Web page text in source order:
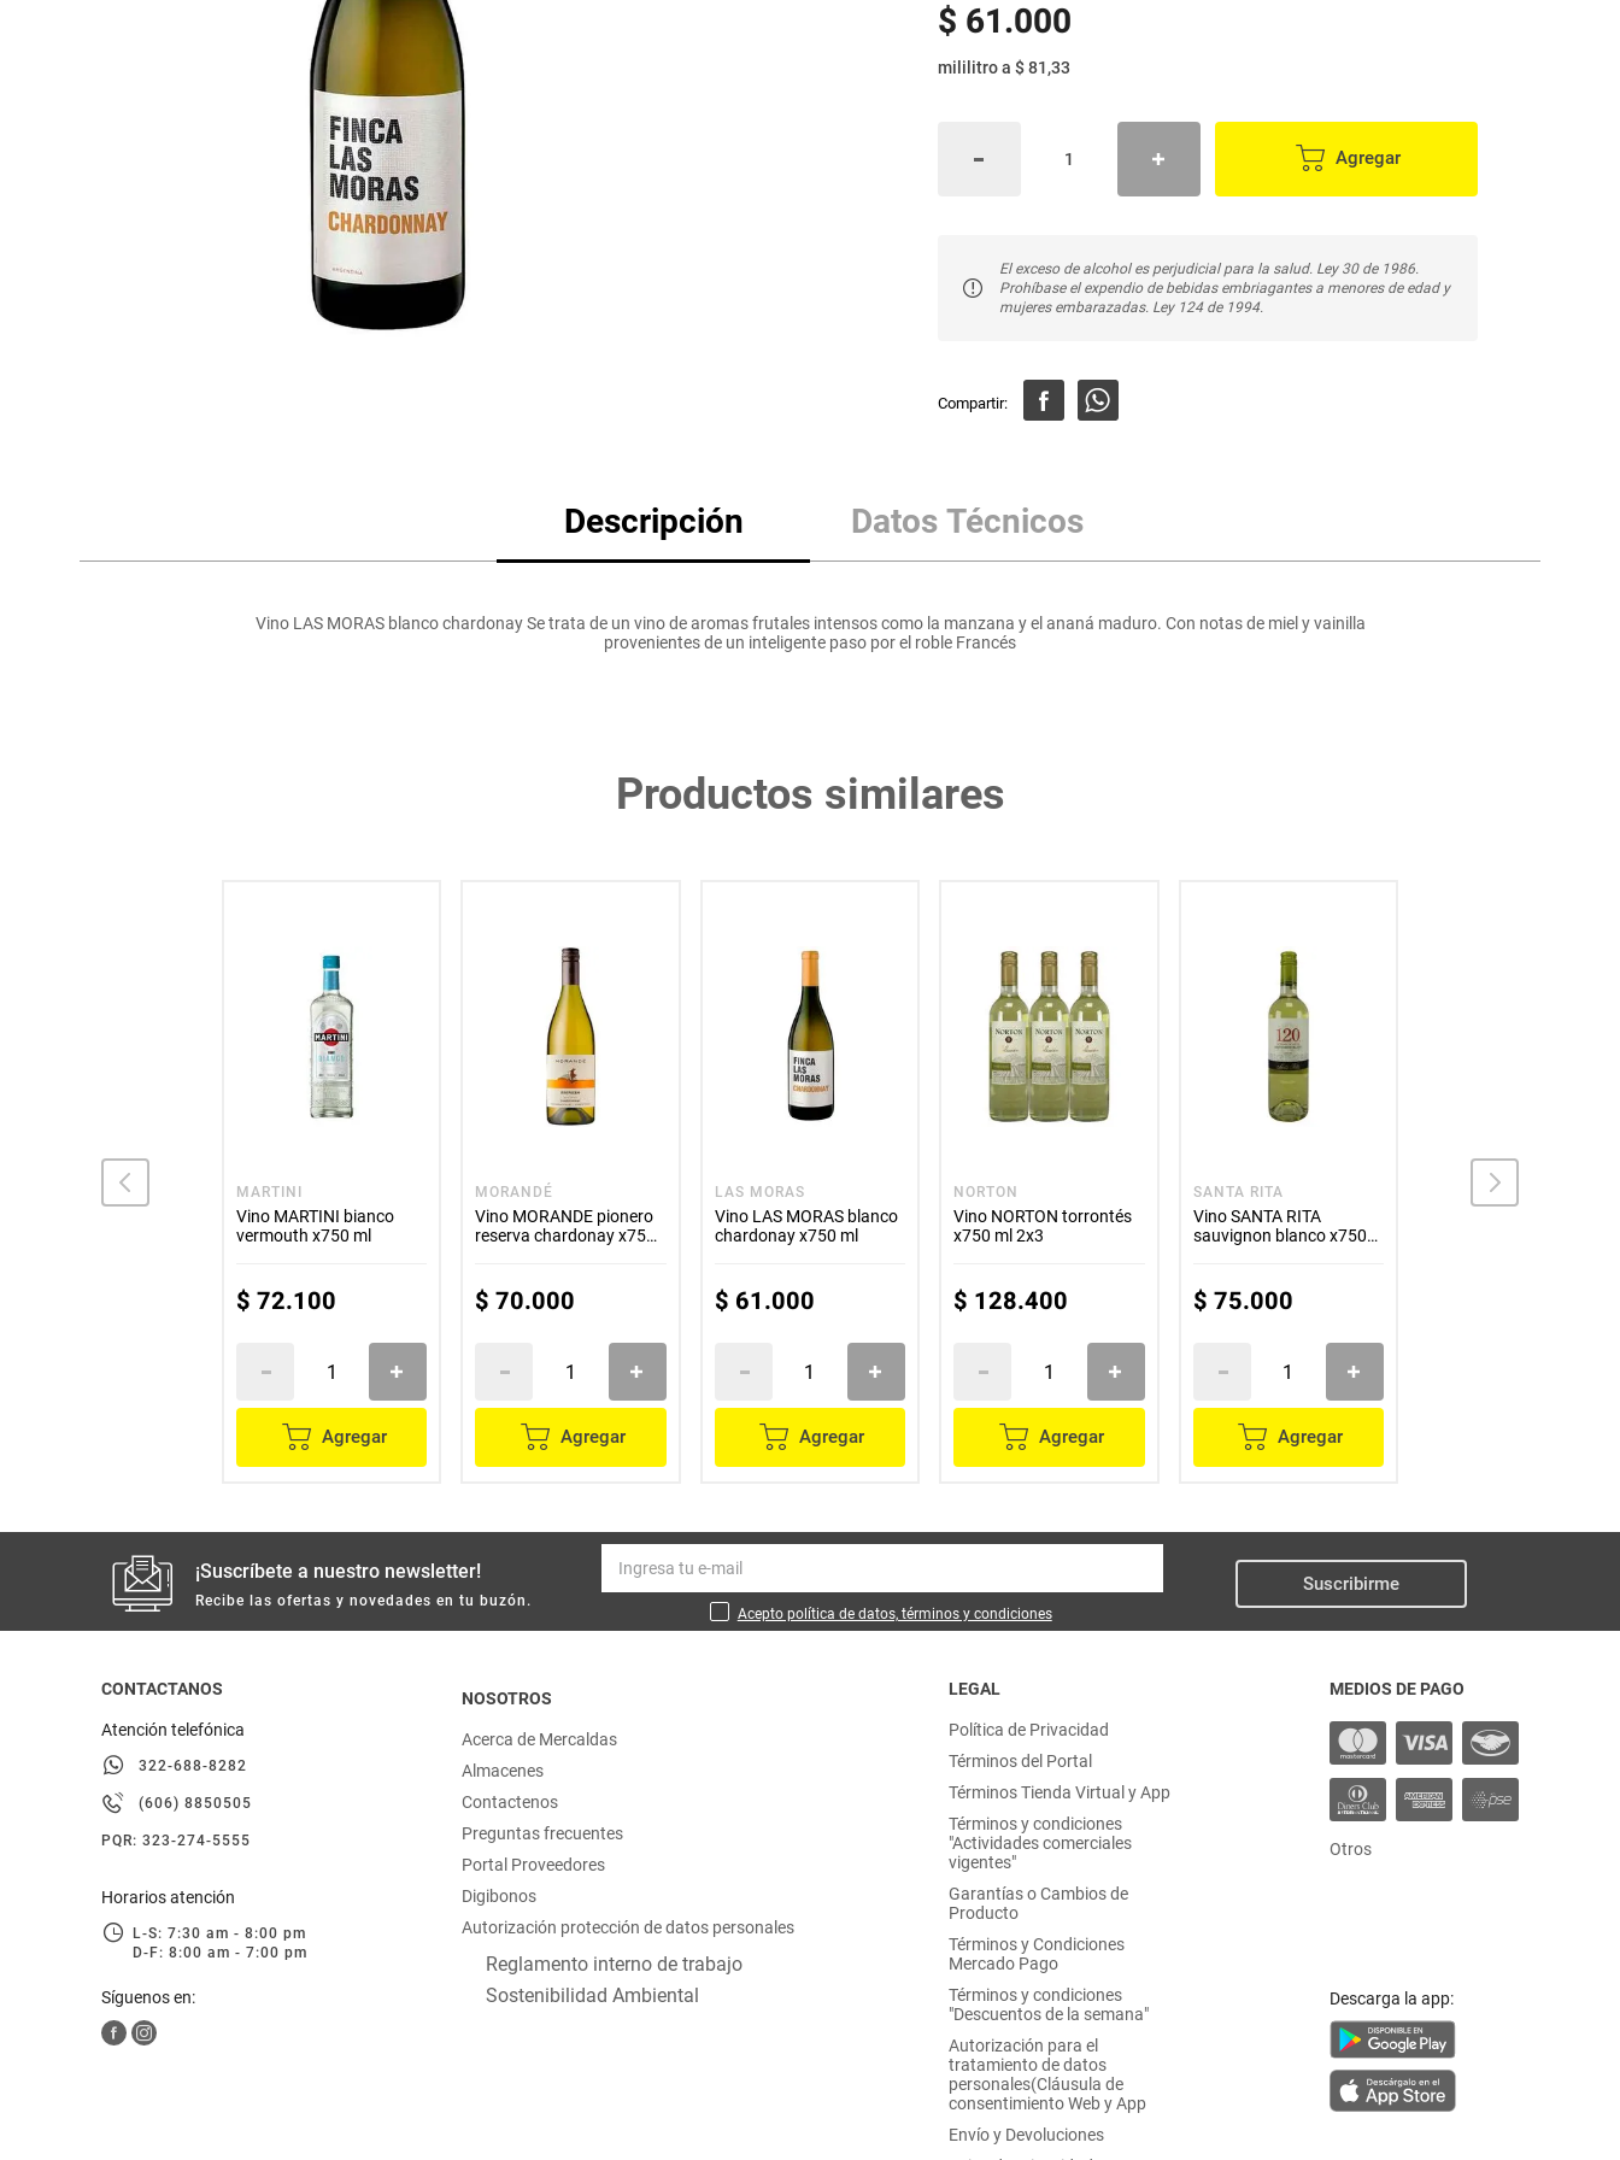
hogar
$ 61.000
mililitroa $ 81,33
Agregar
El exceso de alcohol es perjudicial para la salud. Ley 30 de 1986.
Prohíbase el expendio de bebidas embriagantes a menores de edad y
mujeres embarazadas. Ley 124 de 1994.
Descripción Datos Técnicos
Vino LAS MORAS blanco chardonay Se trata de un vino de aromas frutales intensos como la manzana y el ananá maduro. Con notas de miel y vainilla
provenientes de un inteligente paso por el roble Francés
Productos similares
MARTINI
Vino MARTINI bianco
vermouth x750 ml
$ 72.100
Agregar
MORANDÉ
Vino MORANDE pionero
reserva chardonay x750
$ 70.000
Agregar
LAS MORAS
Vino LAS MORAS blanco
chardonay x750 ml
$ 61.000
Agregar
NORTON
Vino NORTON torrontés
x750 ml 2x3
$ 128.400
Agregar
SANTA RITA
Vino SANTA RITA
sauvignon blanco x750
$ 75.000
Agregar
SANTA RITA
¡Suscríbete a nuestro newsletter!
Recibe las ofertas y novedades en tu buzón.
Acepto política de datos, términos y condiciones
Suscribirme
CONTACTANOS
Atención telefónica
322-688-8282
(606) 8850505
PQR: 323-274-5555
Horarios atención
L-S: 7:30 am - 8:00 pm
D-F: 8:00 am - 7:00 pm
Síguenos en:
NOSOTROS
Acerca de Mercaldas
Almacenes
Contactenos
Preguntas frecuentes
Portal Proveedores
Digibonos
Autorización protección de datos personales
Reglamento interno de trabajo
Sostenibilidad Ambiental
LEGAL
Política de Privacidad
Términos del Portal
Términos Tienda Virtual y App
Términos y condiciones
"Actividades comerciales
vigentes"
Garantías o Cambios de
Producto
Términos y Condiciones
Mercado Pago
Términos y condiciones
"Descuentos de la semana"
Autorización para el
tratamiento de datos
personales(Cláusula de
consentimiento Web y App
Envío y Devoluciones
MEDIOS DE PAGO
Otros
Descarga la app:
Mantequilla